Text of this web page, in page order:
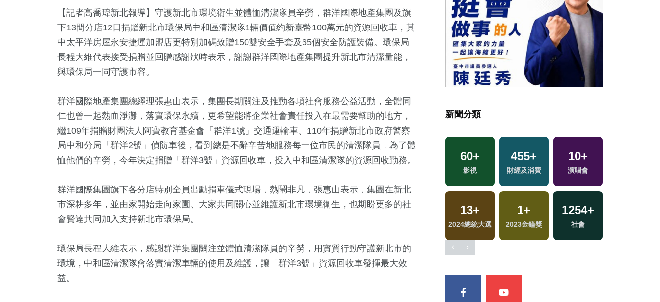
【記者高喬瑋新北報導】守護新北市環境衛生並體恤清潔隊員辛勞，群洋國際地產集團及旗
下13間分店12日捐贈新北市環保局中和區清潔隊1輛價值約新臺幣100萬元的資源回收車，其
中太平洋房屋永安捷運加盟店更特別加碼致贈150雙安全手套及65個安全防護裝備。環保局
長程大維代表接受捐贈並回贈感謝狀時表示，謝謝群洋國際地產集團提升新北市清潔量能，
與環保局一同守護市容。
群洋國際地產集團總經理張惠山表示，集團長期關注及推動各項社會服務公益活動，全體同
仁也曾一起熱血淨灘，落實環保永續，更希望能將企業社會責任投入在最需要幫助的地方，
繼109年捐贈財團法人阿寶教育基金會「群洋1號」交通運輸車、110年捐贈新北市政府警察
局中和分局「群洋2號」偵防車後，看到總是不辭辛苦地服務每一位市民的清潔隊員，為了體
恤他們的辛勞，今年決定捐贈「群洋3號」資源回收車，投入中和區清潔隊的資源回收勤務。
群洋國際集團旗下各分店特別全員出動捐車儀式現場，熱鬧非凡，張惠山表示，集團在新北
市深耕多年，並由家開始走向家園、大家共同關心並維護新北市環境衛生，也期盼更多的社
會賢達共同加入支持新北市環保局。
環保局長程大維表示，感謝群洋集團關注並體恤清潔隊員的辛勞，用實質行動守護新北市的
環境，中和區清潔隊會落實清潔車輛的使用及維護，讓「群洋3號」資源回收車發揮最大效
益。
新聞分類
+ 2 +
福建林公信俗文
+
運動
616+
文教
521+ 316 + 63+ 4+
兩岸佛教文化交
375+ 35+ 66
60+
影視
455+
財經及消費
10+
演唱會
13+
2024總統大選
1+
2023金鐘獎
1254+
社會